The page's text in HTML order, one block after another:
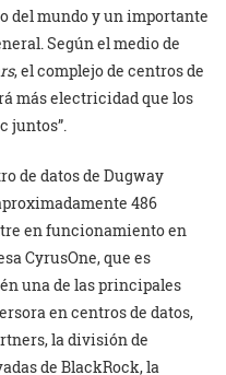
del mundo y un importante
Según el medio de
, el complejo de centros de
más electricidad que los
juntos”.
de datos de Dugway
486
en funcionamiento en
CyrusOne, que es
una de las principales
en centros de datos,
la división de
de BlackRock, la